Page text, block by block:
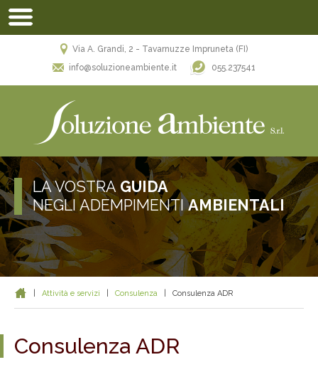
Via A. Grandi, 2 - Tavarnuzze Impruneta (FI)
info@soluzioneambiente.it
055.237541
LA VOSTRA GUIDA
NEGLI ADEMPIMENTIAMBIENTALI
Attività e servizi Consulenza Consulenza ADR
Consulenza ADR